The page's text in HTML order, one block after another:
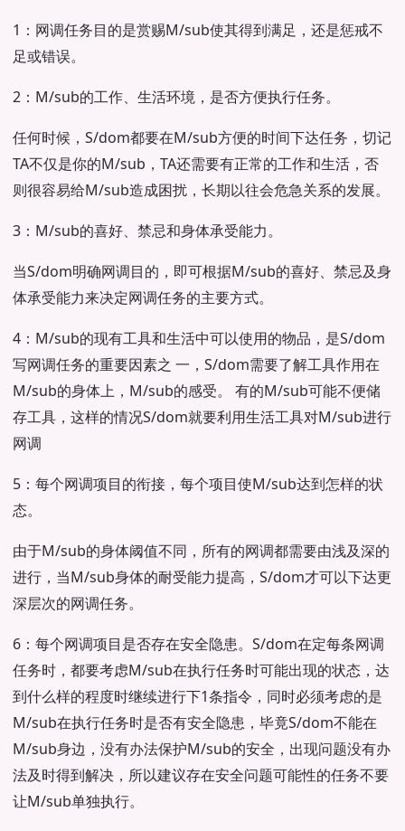
1：网调任务目的是赏赐M/sub使其得到满足，还是惩戒不
足或错误。
2：M/sub的工作、生活环境，是否方便执行任务。
任何时候，S/dom都要在M/sub方便的时间下达任务，切记
TA不仅是你的M/sub，TA还需要有正常的工作和生活，否
则很容易给M/sub造成困扰，长期以往会危急关系的发展。
3：M/sub的喜好、禁忌和身体承受能力。
当S/dom明确网调目的，即可根据M/sub的喜好、禁忌及身
体承受能力来决定网调任务的主要方式。
4：M/sub的现有工具和生活中可以使用的物品，是S/dom
写网调任务的重要因素之 一，S/dom需要了解工具作用在
M/sub的身体上，M/sub的感受。 有的M/sub可能不便储
存工具，这样的情况S/dom就要利用生活工具对M/sub进行
网调
5：每个网调项目的衔接，每个项目使M/sub达到怎样的状
态。
由于M/sub的身体阈值不同，所有的网调都需要由浅及深的
进行，当M/sub身体的耐受能力提高，S/dom才可以下达更
深层次的网调任务。
6：每个网调项目是否存在安全隐患。S/dom在定每条网调
任务时，都要考虑M/sub在执行任务时可能出现的状态，达
到什么样的程度时继续进行下1条指令，同时必须考虑的是
M/sub在执行任务时是否有安全隐患，毕竟S/dom不能在
M/sub身边，没有办法保护M/sub的安全，出现问题没有办
法及时得到解决，所以建议存在安全问题可能性的任务不要
让M/sub单独执行。